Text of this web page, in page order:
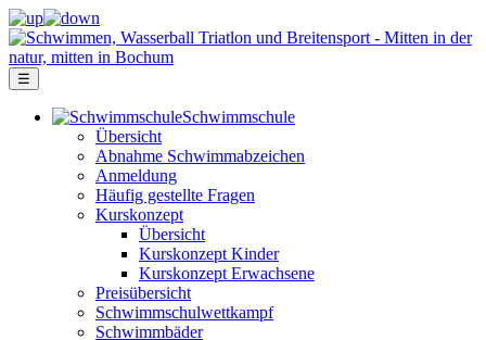
☰
Schwimm­schule
Übersicht
Ab­nah­me Schwimm­ab­zei­chen
Anmeldung
Häufig gestellte Fragen
Kurs­konzept
Übersicht
Kurskonzept Kinder
Kurskonzept Erwachsene
Preis­über­sicht
Schwimm­schul­wett­kampf
Schwimm­bäder